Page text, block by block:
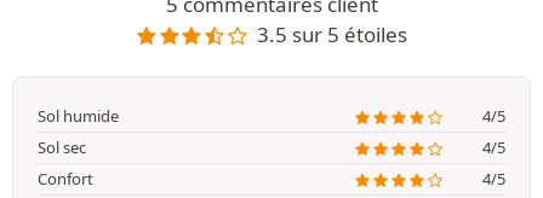
3.5 sur 5 étoiles
Sol humide
4/5
Sol sec
4/5
Confort
4/5